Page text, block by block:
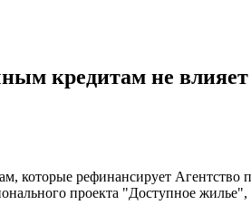
кредитам не
которые рефинансирует
проекта "Доступное